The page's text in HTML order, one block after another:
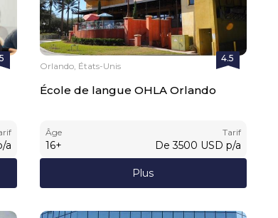
a
4.5
Orlando, États-Unis
École de langue OHLA Orlando
Âge
16+
Tarif
De 3500 USD p/a
Plus